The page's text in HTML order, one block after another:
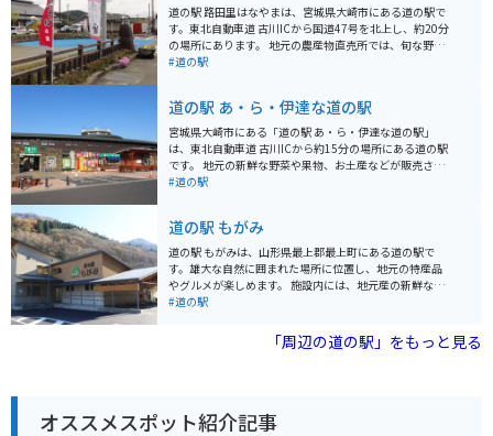
道の駅 路田里はなやまは、宮城県大崎市にある道の駅で
す。東北自動車道 古川ICから国道47号を北上し、約20分
の場所にあります。 地元の農産物直売所では、旬な野菜
や果物が販売されており、新鮮で美味しいと評判です。
った料理を楽しむことができます。 バイクで訪れる場
合、道の駅には広い駐車場が完備されているため安心で
す。ツーリングの休憩場所として利用するのも良いでし
ょう。道の駅から少し足を延ばせば、鳴子温泉郷や鬼首
温泉郷など、温泉地としても有名なエリアがあります。
元の人々とのふれあいや、自然豊かな景色を楽しむこと
ができる場所です。宮城県を訪れた際には、ぜひ立ち寄
ってみてください。
#道の駅
道の駅 あ・ら・伊達な道の駅
宮城県大崎市にある「道の駅 あ・ら・伊達な道の駅」
は、東北自動車道 古川ICから約15分の場所にある道の駅
です。 地元の新鮮な野菜や果物、お土産などが販売され
ているほか、レストランでは地元産の食材を使った料理
る「おくずかけ」はおすすめです。 バイクで訪れる場
合、道の駅には広々とした駐車場が完備されているので
安心です。 また、周辺には、鳴子温泉郷や、蔵王山な
ど、観光スポットも点在しているので、ツーリングの拠
点としても最適です。 道の駅 あ・ら・伊達な道の駅は、
#道の駅
道の駅 もがみ
道の駅 もがみは、山形県最上郡最上町にある道の駅で
す。雄大な自然に囲まれた場所に位置し、地元の特産品
やグルメが楽しめます。 施設内には、地元産の新鮮な野
菜や山菜、果物を販売する農産物直売所や、郷土料理や
のそば粉を使った手打ちそばは人気です。 バイクで訪れ
る場合、道の駅 もがみは、広々とした駐車場が完備され
みてはいかがでしょうか。 道の駅 もがみは、地元の特産
#道の駅
「周辺の道の駅」をもっと見る
オススメスポット紹介記事